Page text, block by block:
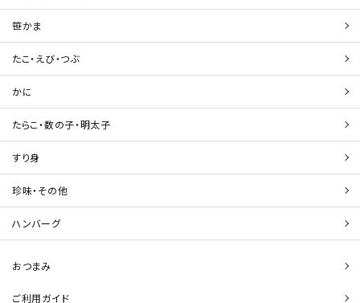
笹かま
たこ・えび・つぶ
かに
たらこ・数の子・明太子
すり身
珍味・その他
ハンバーグ
おつまみ
ご利用ガイド